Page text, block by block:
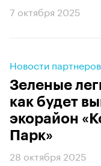
7 октября 2025
Новости партнеров
Зеленые
как будет
экорайон
Парк»
28 октября 2025